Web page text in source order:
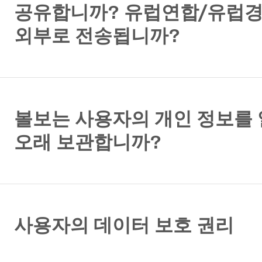
공유합니까? 유럽연합/유럽
외부로 전송됩니까?
볼보는 사용자의 개인 정보를
오래 보관합니까?
사용자의 데이터 보호 권리